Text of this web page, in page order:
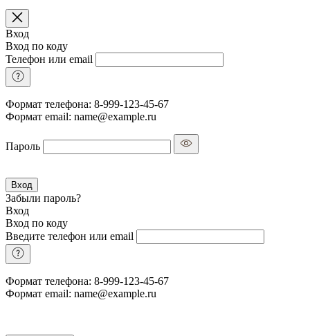
Вход
Вход по коду
Телефон или email
Формат телефона: 8-999-123-45-67
Формат email: name@example.ru
Пароль
Вход
Забыли пароль?
Вход
Вход по коду
Введите телефон или email
Формат телефона: 8-999-123-45-67
Формат email: name@example.ru